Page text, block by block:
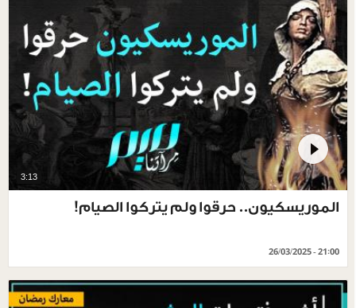
3:13
الموريسكيون.. حرقوا ولم يتركوا الصيام!
26/03/2025 - 21:00